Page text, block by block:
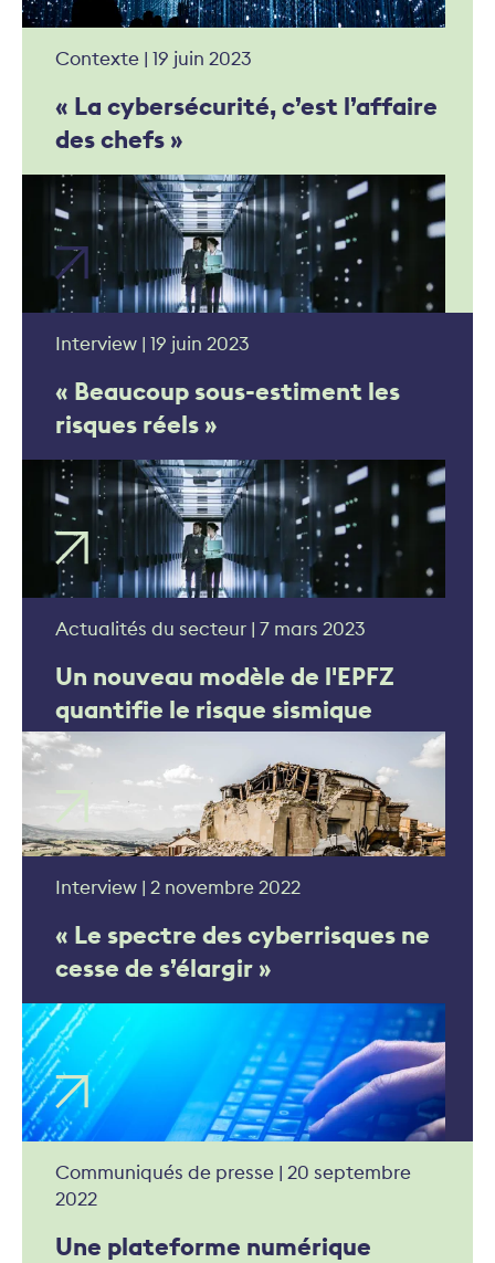
Contexte | 19 juin 2023
« La cybersécurité, c’est l’affaire
des chefs »
Interview | 19 juin 2023
« Beaucoup sous-estiment les
risques réels »
Actualités du secteur | 7 mars 2023
Un nouveau modèle de l'EPFZ
quantifie le risque sismique
Interview | 2 novembre 2022
« Le spectre des cyberrisques ne
cesse de s’élargir »
Communiqués de presse | 20 septembre
2022
Une plateforme numérique